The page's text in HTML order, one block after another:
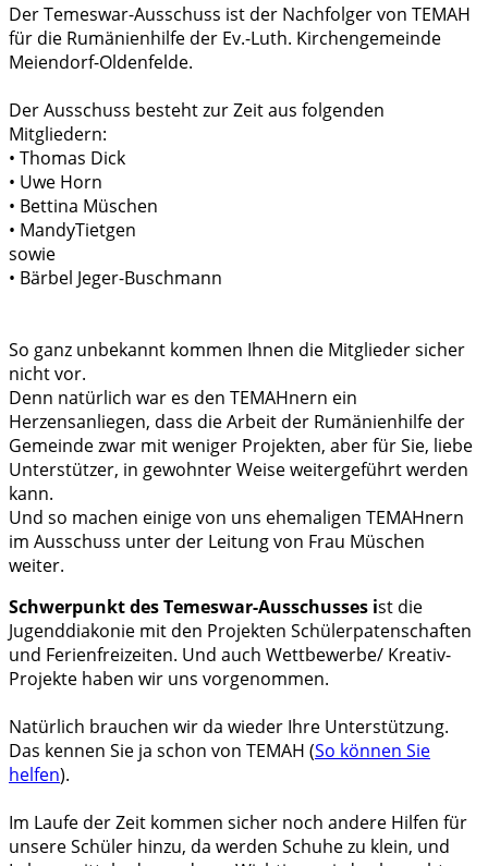
Der Temeswar-Ausschuss ist der Nachfolger von TEMAH
für die Rumänienhilfe der Ev.-Luth. Kirchengemeinde
Meiendorf-Oldenfelde.
Der Ausschuss besteht zur Zeit aus folgenden
Mitgliedern:
• Thomas Dick
• Uwe Horn
• Bettina Müschen
• MandyTietgen
sowie
• Bärbel Jeger-Buschmann
So ganz unbekannt kommen Ihnen die Mitglieder sicher
nicht vor.
Denn natürlich war es den TEMAHnern ein
Herzensanliegen, dass die Arbeit der Rumänienhilfe der
Gemeinde zwar mit weniger Projekten, aber für Sie, liebe
Unterstützer, in gewohnter Weise weitergeführt werden
kann.
Und so machen einige von uns ehemaligen TEMAHnern
im Ausschuss unter der Leitung von Frau Müschen
weiter.
Schwerpunkt des Temeswar-Ausschusses ist die
Jugenddiakonie mit den Projekten Schülerpatenschaften
und Ferienfreizeiten. Und auch Wettbewerbe/ Kreativ-
Projekte haben wir uns vorgenommen.
Natürlich brauchen wir da wieder Ihre Unterstützung.
Das kennen Sie ja schon von TEMAH (So können Sie
helfen).
Im Laufe der Zeit kommen sicher noch andere Hilfen für
unsere Schüler hinzu, da werden Schuhe zu klein, und